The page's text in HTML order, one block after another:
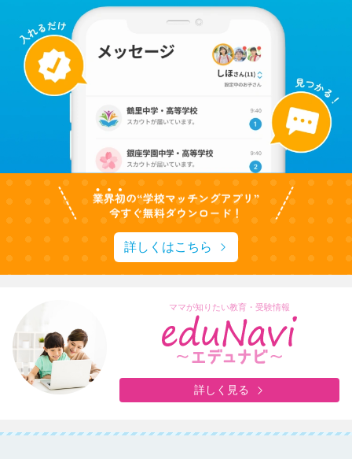
詳しくはこちら
ママが知りたい教育・受験情報
詳しく見る